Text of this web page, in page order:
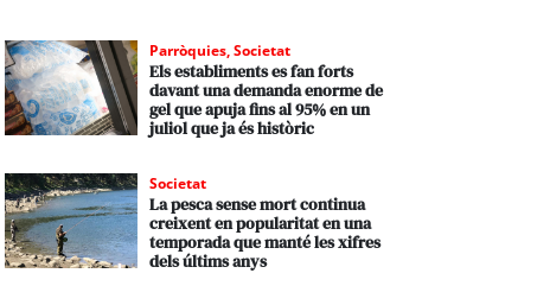
Parròquies,Societat
Els establiments es fan forts
davant una demanda enorme de
gel que apuja fins al 95% en un
juliol que ja és històric
Societat
La pesca sense mort continua
creixent en popularitat en una
temporada que manté les xifres
dels últims anys